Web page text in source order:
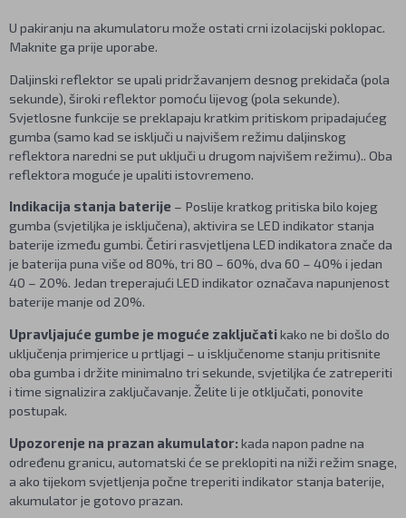
U pakiranju na akumulatoru može ostati crni izolacijski poklopac.
Maknite ga prije uporabe.
Daljinski reflektor se upali pridržavanjem desnog prekidača (pola
sekunde), široki reflektor pomoću lijevog (pola sekunde).
Svjetlosne funkcije se preklapaju kratkim pritiskom pripadajućeg
gumba (samo kad se isključi u najvišem režimu daljinskog
reflektora naredni se put uključi u drugom najvišem režimu).. Oba
reflektora moguće je upaliti istovremeno.
Indikacija stanja baterije – Poslije kratkog pritiska bilo kojeg
gumba (svjetiljka je isključena), aktivira se LED indikator stanja
baterije između gumbi. Četiri rasvjetljena LED indikatora znače da
je baterija puna više od 80%, tri 80 – 60%, dva 60 – 40% i jedan
40 – 20%. Jedan treperajući LED indikator označava napunjenost
baterije manje od 20%.
Upravljajuće gumbe je moguće zaključatikako ne bi došlo do
uključenja primjerice u prtljagi – u isključenome stanju pritisnite
oba gumba i držite minimalno tri sekunde, svjetiljka će zatreperiti
i time signalizira zaključavanje. Želite li je otključati, ponovite
postupak.
Upozorenje na prazan akumulator:kada napon padne na
određenu granicu, automatski će se preklopiti na niži režim snage,
a ako tijekom svjetljenja počne treperiti indikator stanja baterije,
akumulator je gotovo prazan.